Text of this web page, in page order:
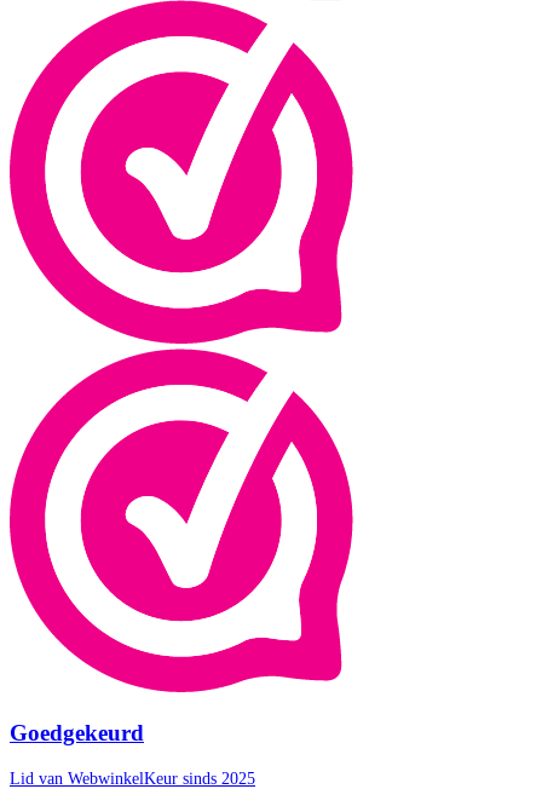
Goedgekeurd
Lid van WebwinkelKeur sinds 2025